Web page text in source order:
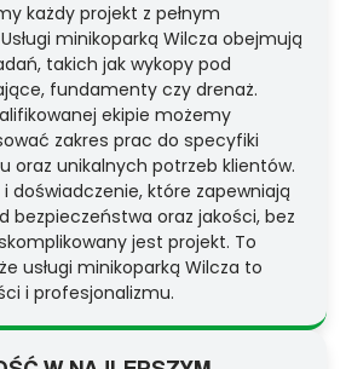
każdy projekt z pełnym
minikoparką Wilcza obejmują
takich jak wykopy pod
fundamenty czy drenaż.
ekipie możemy
zakres prac do specyfiki
oraz unikalnych potrzeb klientów.
doświadczenie, które zapewniają
bezpieczeństwa oraz jakości, bez
jest projekt. To
usługi minikoparką Wilcza to
i profesjonalizmu.